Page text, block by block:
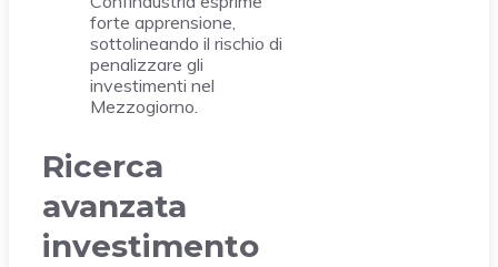
forte apprensione,
sottolineando il rischio di
penalizzare gli
investimenti nel
Mezzogiorno.
Ricerca
avanzata
investimento